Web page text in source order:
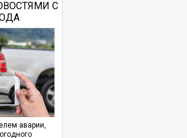
С
аварии,